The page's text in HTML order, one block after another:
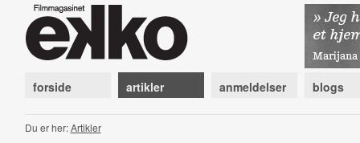
forside artikler anmeldelser blogs
Du er her:Artikler